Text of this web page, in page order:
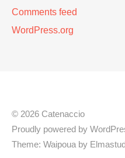
Comments feed
WordPress.org
© 2026 Catenaccio
Proudly powered by
Theme: Waipoua by